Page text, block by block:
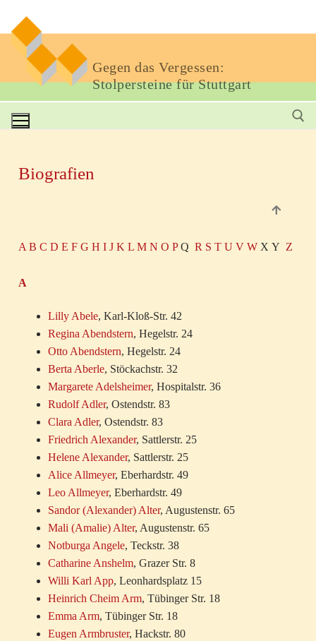
Gegen das Vergessen:
Stolpersteine für Stuttgart
Biografien
A B C D E F G H I J K L M N O PQ R S T U V W X Y Z
A
Lilly Abele, Karl-Kloß-Str. 42
Regina Abendstern, Hegelstr. 24
Otto Abendstern, Hegelstr. 24
Berta Aberle, Stöckachstr. 32
Margarete Adelsheimer, Hospitalstr. 36
Rudolf Adler, Ostendstr. 83
Clara Adler, Ostendstr. 83
Friedrich Alexander, Sattlerstr. 25
Helene Alexander, Sattlerstr. 25
Alice Allmeyer, Eberhardstr. 49
Leo Allmeyer, Eberhardstr. 49
Sandor (Alexander) Alter, Augustenstr. 65
Mali (Amalie) Alter, Augustenstr. 65
Notburga Angele, Teckstr. 38
Catharine Anshelm, Grazer Str. 8
Willi Karl App, Leonhardsplatz 15
Heinrich Cheim Arm, Tübinger Str. 18
Emma Arm, Tübinger Str. 18
Eugen Armbruster, Hackstr. 80